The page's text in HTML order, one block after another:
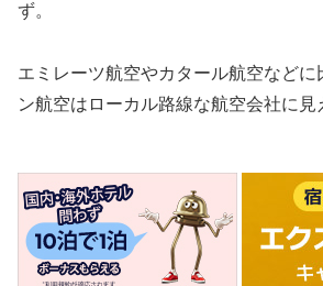
ず。
エミレーツ航空やカタール航空などに
ン航空はローカル路線な航空会社に見